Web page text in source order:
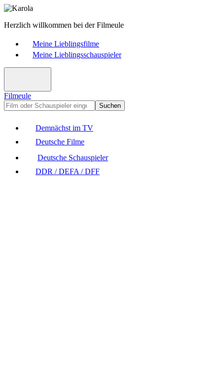
Herzlich willkommen bei der Filmeule
Meine Lieblingsfilme
Meine Lieblingsschauspieler
Filmeule
Suchen
Demnächst im TV
Deutsche Filme
Deutsche Schauspieler
DDR / DEFA / DFF